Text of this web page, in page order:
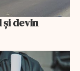
și devin